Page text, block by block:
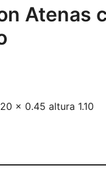
Atenas
x 0.45 altura 1.10